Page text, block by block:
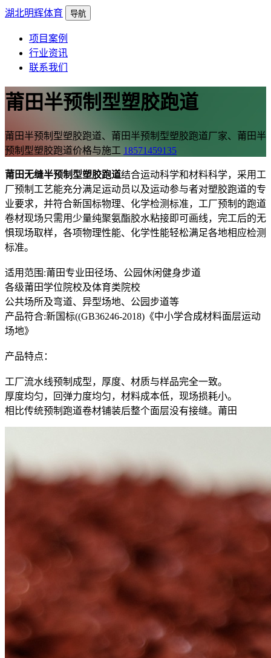
湖北明辉体育 导航
项目案例
行业资讯
联系我们
莆田半预制型塑胶跑道
莆田半预制型塑胶跑道、莆田半预制型塑胶跑道厂家、莆田半
预制型塑胶跑道价格与施工 18571459135
莆田无缝半预制型塑胶跑道结合运动科学和材料科学，采用工
厂预制工艺能充分满足运动员以及运动参与者对塑胶跑道的专
业要求，并符合新国标物理、化学检测标准，工厂预制的跑道
卷材现场只需用少量纯聚氨酯胶水粘接即可画线，完工后的无
惧现场取样，各项物理性能、化学性能轻松满足各地相应检测
标准。
适用范围:莆田专业田径场、公园休闲健身步道
各级莆田学位院校及体育类院校
公共场所及弯道、异型场地、公园步道等
产品符合:新国标((GB36246-2018)《中小学合成材料面层运动
场地》
产品特点：
工厂流水线预制成型，厚度、材质与样品完全一致。
厚度均匀，回弹力度均匀，材料成本低，现场损耗小。
相比传统预制跑道卷材铺装后整个面层没有接缝。莆田